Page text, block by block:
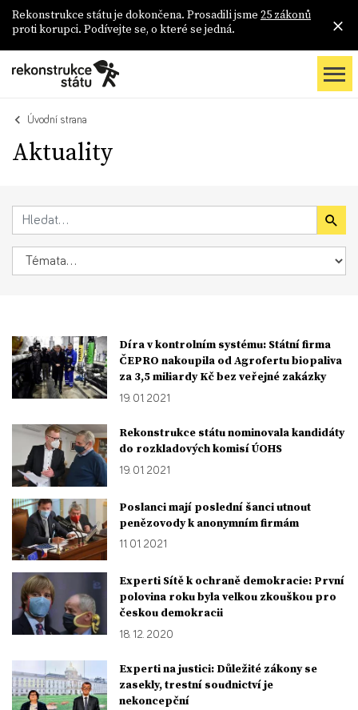
Rekonstrukce státu je dokončena. Prosadili jsme 25 zákonů
proti korupci. Podívejte se, o které se jedná.
Úvodní strana
Aktuality
Díra v kontrolním systému: Státní firma
ČEPRO nakoupila od Agrofertu biopaliva
za 3,5 miliardy Kč bez veřejné zakázky
19. 01. 2021
Rekonstrukce státu nominovala kandidáty
do rozkladových komisí ÚOHS
19. 01. 2021
Poslanci mají poslední šanci utnout
penězovody k anonymním firmám
11. 01. 2021
Experti Sítě k ochraně demokracie: První
polovina roku byla velkou zkouškou pro
českou demokracii
18. 12. 2020
Experti na justici: Důležité zákony se
zasekly, trestní soudnictví je
nekoncepční